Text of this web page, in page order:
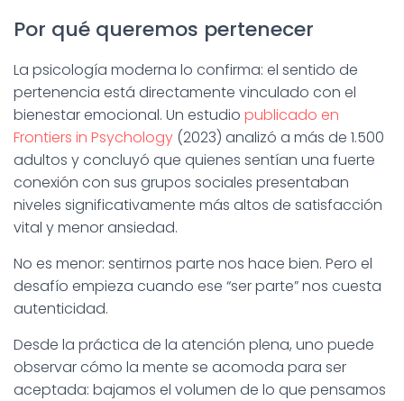
Por qué queremos pertenecer
La psicología moderna lo confirma: el sentido de
pertenencia está directamente vinculado con el
bienestar emocional. Un estudio publicado en
Frontiers in Psychology (2023) analizó a más de 1.500
adultos y concluyó que quienes sentían una fuerte
conexión con sus grupos sociales presentaban
niveles significativamente más altos de satisfacción
vital y menor ansiedad.
No es menor: sentirnos parte nos hace bien. Pero el
desafío empieza cuando ese “ser parte” nos cuesta
autenticidad.
Desde la práctica de la atención plena, uno puede
observar cómo la mente se acomoda para ser
aceptada: bajamos el volumen de lo que pensamos